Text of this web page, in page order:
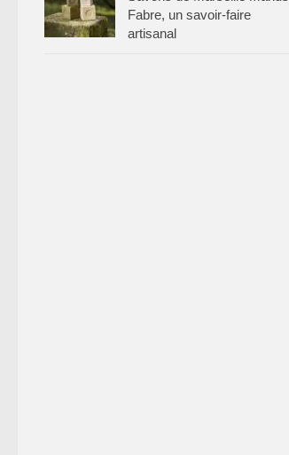
Fabre, un savoir-faire
artisanal